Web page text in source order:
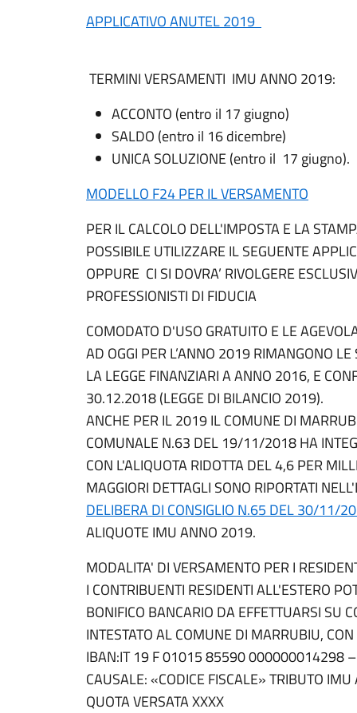
APPLICATIVO ANUTEL 2019
TERMINI VERSAMENTI IMU ANNO 2019:
ACCONTO (entro il 17 giugno)
SALDO (entro il 16 dicembre)
UNICA SOLUZIONE (entro il 17 giugno).
MODELLO F24 PER IL VERSAMENTO
PER IL CALCOLO DELL'IMPOSTA E LA
POSSIBILE UTILIZZARE IL SEGUENTE
OPPURE CI SI DOVRA’ RIVOLGERE
PROFESSIONISTI DI FIDUCIA
COMODATO D'USO GRATUITO E LE
AD OGGI PER L’ANNO 2019 RIMANGONO
LA LEGGE FINANZIARI A ANNO 2016, E
30.12.2018 (LEGGE DI BILANCIO 2019).
ANCHE PER IL 2019 IL COMUNE DI
COMUNALE N.63 DEL 19/11/2018 HA
CON L'ALIQUOTA RIDOTTA DEL 4,6 PER
MAGGIORI DETTAGLI SONO RIPORTATI
DELIBERA DI CONSIGLIO N.65 DEL 30/11/
ALIQUOTE IMU ANNO 2019.
MODALITA' DI VERSAMENTO PER I
I CONTRIBUENTI RESIDENTI ALL'ESTERO
BONIFICO BANCARIO DA EFFETTUARSI SU
INTESTATO AL COMUNE DI MARRUBIU,
IBAN:IT 19 F 01015 85590 000000014298 –
CAUSALE: «CODICE FISCALE» TRIBUTO
QUOTA VERSATA XXXX